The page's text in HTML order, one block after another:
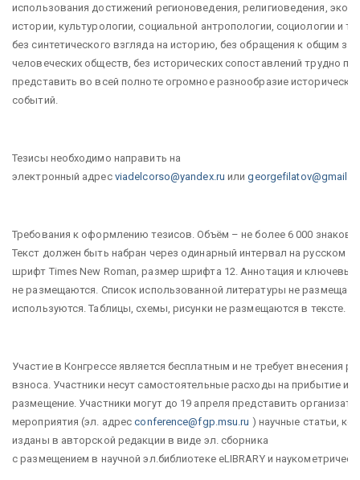
использования достижений регионоведения, религиоведения,
истории, культурологии, социальной антропологии, социологии и т.
без синтетического взгляда на историю, без обращения к общим
человеческих обществ, без исторических сопоставлений трудно
представить во всей полноте огромное разнообразие
событий.
​Тезисы необходимо направить на
электронный адрес viadelcorso@yandex.ru или
Требования к оформлению тезисов. Объём – не более 6 000 знаков
Текст должен быть набран через одинарный интервал на русском
шрифт Times New Roman, размер шрифта 12. Аннотация и ключевые
не размещаются. Список использованной литературы не
используются. Таблицы, схемы, рисунки не размещаются в тексте.
Участие в Конгрессе является бесплатным и не требует внесения
взноса. Участники несут самостоятельные расходы на прибытие и
размещение. Участники могут до 19 апреля представить
мероприятия (эл. адресconference@fgp.msu.ru ) научные статьи,
изданы в авторской редакции в виде эл. сборника
с размещением в научной эл.библиотеке eLIBRARY и